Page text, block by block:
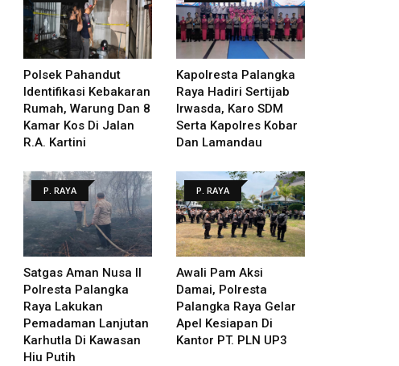
Polsek Pahandut
Identifikasi Kebakaran
Rumah, Warung Dan 8
Kamar Kos Di Jalan
R.A. Kartini
Kapolresta Palangka
Raya Hadiri Sertijab
Irwasda, Karo SDM
Serta Kapolres Kobar
Dan Lamandau
P. RAYA
Satgas Aman Nusa II
Polresta Palangka
Raya Lakukan
Pemadaman Lanjutan
Karhutla Di Kawasan
Hiu Putih
P. RAYA
Awali Pam Aksi
Damai, Polresta
Palangka Raya Gelar
Apel Kesiapan Di
Kantor PT. PLN UP3